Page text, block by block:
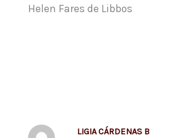
Helen Fares de Libbos
LIGIA CÁRDENAS B